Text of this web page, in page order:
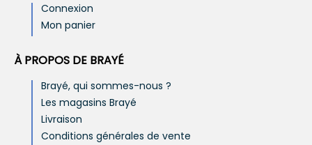
Connexion
Mon panier
À PROPOS DE BRAYÉ
Brayé, qui sommes-nous ?
Les magasins Brayé
Livraison
Conditions générales de vente